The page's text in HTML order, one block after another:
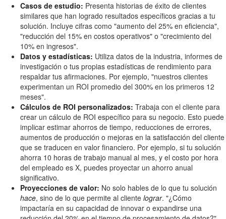
Casos de estudio: Presenta historias de éxito de clientes
similares que han logrado resultados específicos gracias a tu
solución. Incluye cifras como "aumento del 25% en eficiencia",
"reducción del 15% en costos operativos" o "crecimiento del
10% en ingresos".
Datos y estadísticas: Utiliza datos de la industria, informes de
investigación o tus propias estadísticas de rendimiento para
respaldar tus afirmaciones. Por ejemplo, "nuestros clientes
experimentan un ROI promedio del 300% en los primeros 12
meses".
Cálculos de ROI personalizados: Trabaja con el cliente para
crear un cálculo de ROI específico para su negocio. Esto puede
implicar estimar ahorros de tiempo, reducciones de errores,
aumentos de producción o mejoras en la satisfacción del cliente
que se traducen en valor financiero. Por ejemplo, si tu solución
ahorra 10 horas de trabajo manual al mes, y el costo por hora
del empleado es X, puedes proyectar un ahorro anual
significativo.
Proyecciones de valor: No solo hables de lo que tu solución
hace, sino de lo que permite al cliente lograr. "¿Cómo
impactaría en su capacidad de innovar o expandirse una